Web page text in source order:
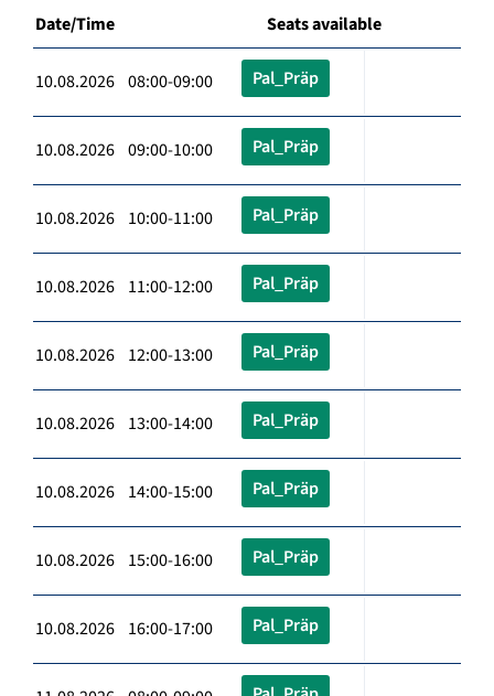
Date/Time Seats available
10.08.2026 08:00-09:00 Pal_Präp
10.08.2026 09:00-10:00 Pal_Präp
10.08.2026 10:00-11:00 Pal_Präp
10.08.2026 11:00-12:00 Pal_Präp
10.08.2026 12:00-13:00 Pal_Präp
10.08.2026 13:00-14:00 Pal_Präp
10.08.2026 14:00-15:00 Pal_Präp
10.08.2026 15:00-16:00 Pal_Präp
10.08.2026 16:00-17:00 Pal_Präp